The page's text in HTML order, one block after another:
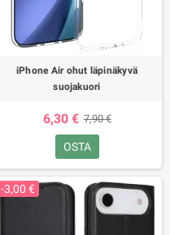
iPhone Air ohut läpinäkyvä
suojakuori
6,30 € 7,90 €
OSTA
-3,00 €